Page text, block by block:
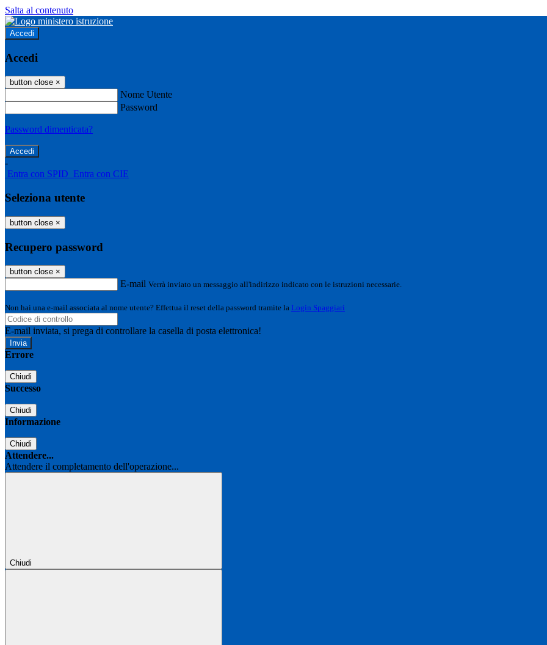
Salta al contenuto
Accedi
Accedi
button close ×
Nome Utente
Password
Password dimenticata?
-
Entra con SPID Entra con CIE
Seleziona utente
button close ×
Recupero password
button close ×
E-mail Verrà inviato un messaggio all'indirizzo indicato con le istruzioni necessarie.
Non hai una e-mail associata al nome utente? Effettua il reset della password tramite la Login Spaggiari
E-mail inviata, si prega di controllare la casella di posta elettronica!
Errore
Chiudi
Successo
Chiudi
Informazione
Chiudi
Attendere...
Attendere il completamento dell'operazione...
Chiudi